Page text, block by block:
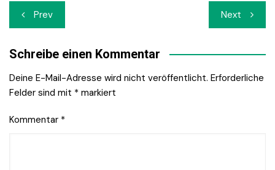
Beitrags-
Navigation
Prev Next
Schreibe einen Kommentar
Deine E-Mail-Adresse wird nicht veröffentlicht. Erforderliche
Felder sind mit * markiert
Kommentar *